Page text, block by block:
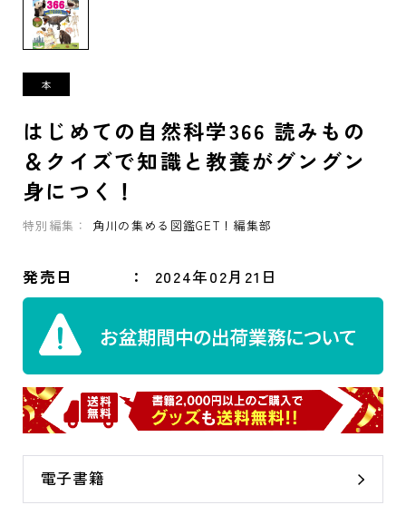
はじめての自然科学366 読みもの
＆クイズで知識と教養がグングン
身につく！
特別編集： 角川の集める図鑑GET！編集部
発売日 2024年02月21日
電子書籍